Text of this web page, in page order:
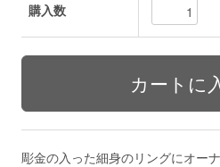
購入数
彫金の入った細身のリングにオー